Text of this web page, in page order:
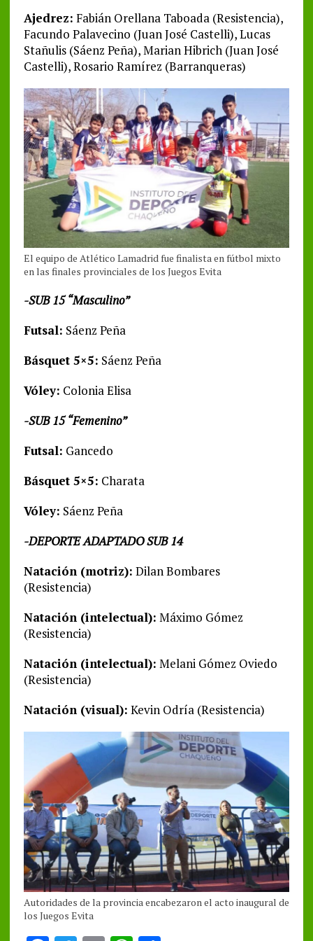
Ajedrez: Fabián Orellana Taboada (Resistencia),
Facundo Palavecino (Juan José Castelli), Lucas
Stañulis (Sáenz Peña), Marian Hibrich (Juan José
Castelli), Rosario Ramírez (Barranqueras)
El equipo de Atlético Lamadrid fue finalista en fútbol mixto
en las finales provinciales de los Juegos Evita
-SUB 15 “Masculino”
Futsal: Sáenz Peña
Básquet 5×5: Sáenz Peña
Vóley: Colonia Elisa
-SUB 15 “Femenino”
Futsal: Gancedo
Básquet 5×5: Charata
Vóley: Sáenz Peña
-DEPORTE ADAPTADO SUB 14
Natación (motriz): Dilan Bombares
(Resistencia)
Natación (intelectual): Máximo Gómez
(Resistencia)
Natación (intelectual): Melani Gómez Oviedo
(Resistencia)
Natación (visual): Kevin Odría (Resistencia)
Autoridades de la provincia encabezaron el acto inaugural de
los Juegos Evita